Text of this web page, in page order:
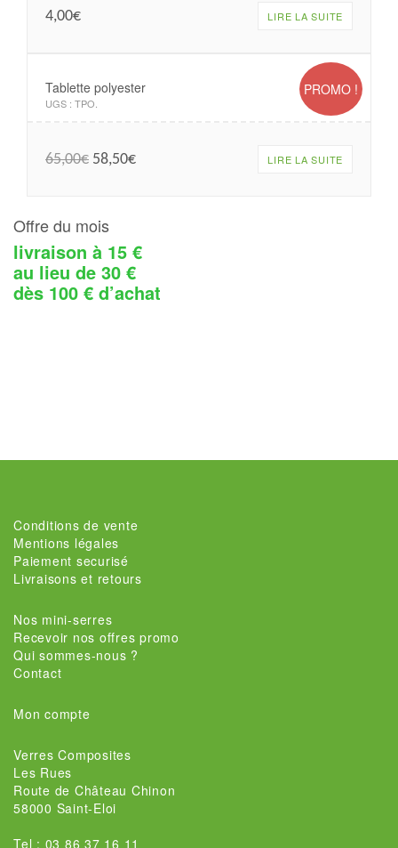
4,00€ LIRE LA SUITE
PROMO !
Tablette polyester
UGS : TPO
65,00€ 58,50€ LIRE LA SUITE
Offre du mois
livraison à 15 €
au lieu de 30 €
dès 100 € d’achat
Conditions de vente
Mentions légales
Paiement securisé
Livraisons et retours
Nos mini-serres
Recevoir nos offres promo
Qui sommes-nous ?
Contact
Mon compte
Verres Composites
Les Rues
Route de Château Chinon
58000 Saint-Eloi
Tel : 03 86 37 16 11